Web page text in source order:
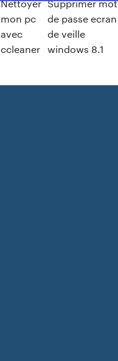
Nettoyer
mon pc
avec
ccleaner
Supprimer mot
de passe ecran
de veille
windows 8.1